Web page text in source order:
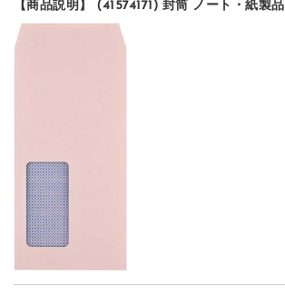
【商品説明】 (41574171) 封筒 ノート・紙製品